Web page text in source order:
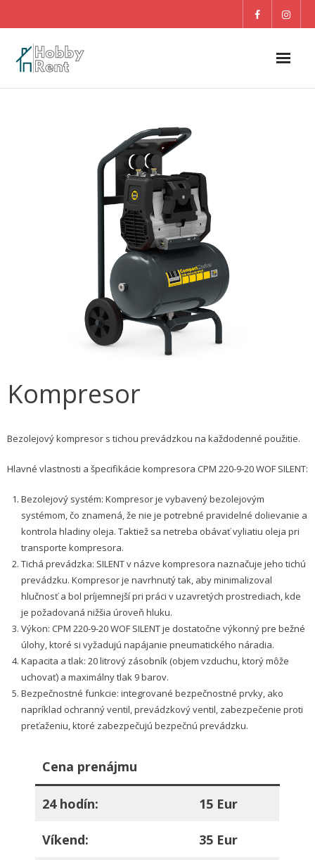
Kompresor
Bezolejový kompresor s tichou prevádzkou na každodenné použitie.
Hlavné vlastnosti a špecifikácie kompresora CPM 220-9-20 WOF SILENT:
Bezolejový systém: Kompresor je vybavený bezolejovým
systémom, čo znamená, že nie je potrebné pravidelné dolievanie a
kontrola hladiny oleja. Taktiež sa netreba obávať vyliatiu oleja pri
transporte kompresora.
Tichá prevádzka: SILENT v názve kompresora naznačuje jeho tichú
prevádzku. Kompresor je navrhnutý tak, aby minimalizoval
hlučnosť a bol príjemnejší pri práci v uzavretých prostrediach, kde
je požadovaná nižšia úroveň hluku.
Výkon: CPM 220-9-20 WOF SILENT je dostatočne výkonný pre bežné
úlohy, ktoré si vyžadujú napájanie pneumatického náradia.
Kapacita a tlak: 20 litrový zásobník (objem vzduchu, ktorý môže
uchovať) a maximálny tlak 9 barov.
Bezpečnostné funkcie: integrované bezpečnostné prvky, ako
napríklad ochranný ventil, prevádzkový ventil, zabezpečenie proti
preťaženiu, ktoré zabezpečujú bezpečnú prevádzku.
Cena prenájmu
24 hodín: 15 Eur
Víkend: 35 Eur